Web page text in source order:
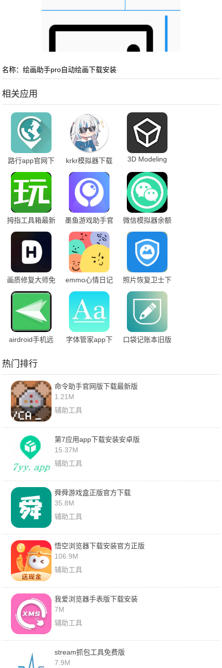
名称：绘画助手pro自动绘画下载安装
相关应用
路行app官网下
载安装
krkr模拟器下载
安卓版
3D Modeling
拇指工具箱最新
版下载
墨鱼游戏助手官
网版
微信模拟器余额
聊天转账
画质修复大师免
费版
emmo心情日记
安卓版
照片恢复卫士下
载安卓版
airdroid手机远
字体管家app下
口袋记账本旧版
热门排行
命令助手官网版下载最新版
1.21M
辅助工具
第7应用app下载安装安卓版
15.37M
辅助工具
舜舜游戏盒正版官方下载
35.8M
辅助工具
悟空浏览器下载安装官方正版
106.9M
辅助工具
我爱浏览器手表版下载安装
7M
辅助工具
stream抓包工具免费版
7.9M